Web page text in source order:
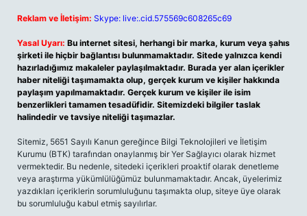
Reklam ve İletişim: Skype: live:.cid.575569c608265c69
Yasal Uyarı: Bu internet sitesi, herhangi bir marka, kurum veya şahıs
şirketi ile hiçbir bağlantısı bulunmamaktadır. Sitede yalnızca kendi
hazırladığımız makaleler paylaşılmaktadır. Burada yer alan içerikler
haber niteliği taşımamakta olup, gerçek kurum ve kişiler hakkında
paylaşım yapılmamaktadır. Gerçek kurum ve kişiler ile isim
benzerlikleri tamamen tesadüfidir. Sitemizdeki bilgiler taslak
halindedir ve tavsiye niteliği taşımazlar.
Sitemiz, 5651 Sayılı Kanun gereğince Bilgi Teknolojileri ve İletişim
Kurumu (BTK) tarafından onaylanmış bir Yer Sağlayıcı olarak hizmet
vermektedir. Bu nedenle, sitedeki içerikleri proaktif olarak denetleme
veya araştırma yükümlülüğümüz bulunmamaktadır. Ancak, üyelerimiz
yazdıkları içeriklerin sorumluluğunu taşımakta olup, siteye üye olarak
bu sorumluluğu kabul etmiş sayılırlar.